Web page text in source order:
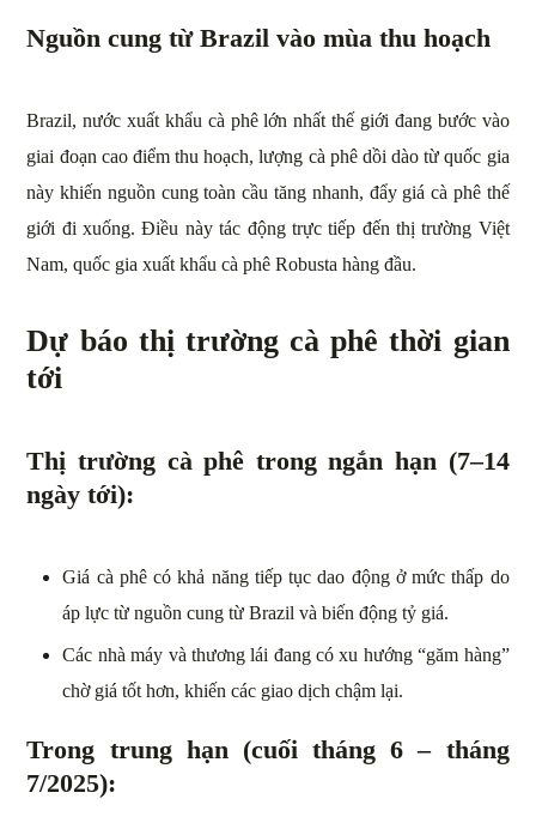
Nguồn cung từ Brazil vào mùa thu hoạch
Brazil, nước xuất khẩu cà phê lớn nhất thế giới đang bước vào
giai đoạn cao điểm thu hoạch, lượng cà phê dồi dào từ quốc gia
này khiến nguồn cung toàn cầu tăng nhanh, đẩy giá cà phê thế
giới đi xuống. Điều này tác động trực tiếp đến thị trường Việt
Nam, quốc gia xuất khẩu cà phê Robusta hàng đầu.
Dự báo thị trường cà phê thời gian
tới
Thị trường cà phê trong ngắn hạn (7–14
ngày tới):
Giá cà phê có khả năng tiếp tục dao động ở mức thấp do
áp lực từ nguồn cung từ Brazil và biến động tỷ giá.
Các nhà máy và thương lái đang có xu hướng “găm hàng”
chờ giá tốt hơn, khiến các giao dịch chậm lại.
Trong trung hạn (cuối tháng 6 – tháng
7/2025):